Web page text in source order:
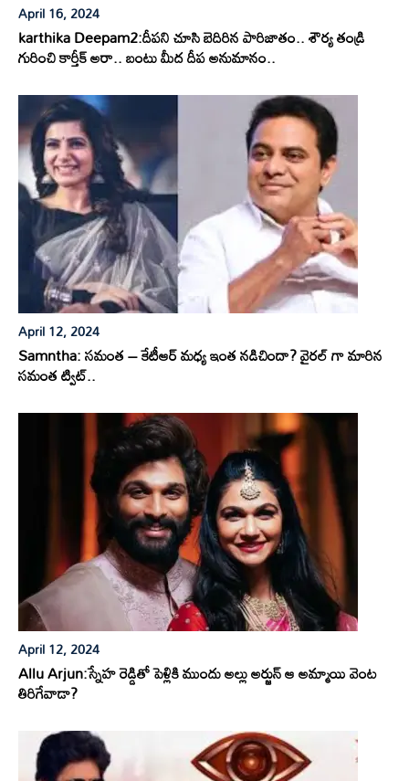
April 16, 2024
karthika Deepam2:దీపని చూసి బెదిరిన పారిజాతం.. శౌర్య తండ్రి
గురించి కార్తీక్ అరా.. బంటు మీద దీప అనుమానం..
April 12, 2024
Samntha: సమంత – కేటీఆర్ మధ్య ఇంత నడిచిందా? వైరల్ గా మారిన
సమంత ట్విట్..
April 12, 2024
Allu Arjun:స్నేహ రెడ్డితో పెళ్లికి ముందు అల్లు అర్జున్ ఆ అమ్మాయి వెంట
తిరిగేవాడా?